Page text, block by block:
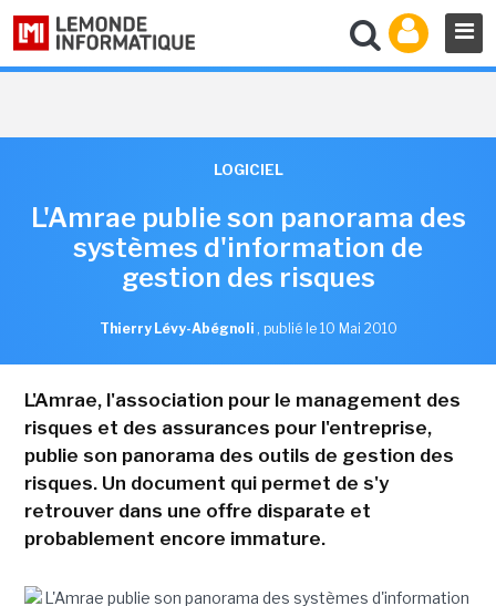
LOGICIEL
L'Amrae publie son panorama des
systèmes d'information de
gestion des risques
Thierry Lévy-Abégnoli , publié le 10 Mai 2010
L'Amrae, l'association pour le management des
risques et des assurances pour l'entreprise,
publie son panorama des outils de gestion des
risques. Un document qui permet de s'y
retrouver dans une offre disparate et
probablement encore immature.